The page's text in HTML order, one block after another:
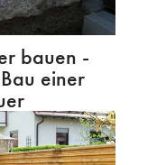
bauen -
einer